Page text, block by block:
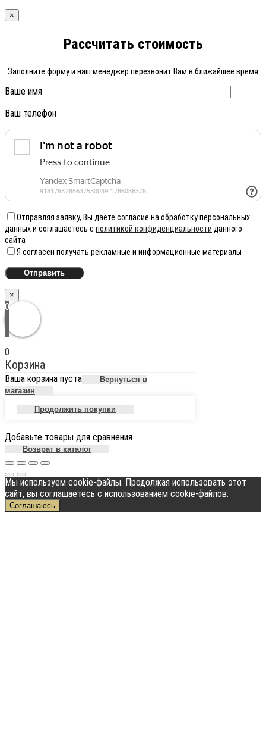
×
Рассчитать стоимость
Заполните форму и наш менеджер перезвонит Вам в ближайшее время
Ваше имя
Ваш телефон
Отправляя заявку, Вы даете согласие на обработку персональных
данных и соглашаетесь с политикой конфиденциальности данного
сайта
Я согласен получать рекламные и информационные материалы
×
0
0
Корзина
Ваша корзина пуста
Вернуться в
магазин
Продолжить покупки
Добавьте товары для сравнения
Возврат в каталог
Мы используем cookie-файлы. Продолжая использовать этот
сайт, вы соглашаетесь с использованием cookie-файлов.
Соглашаюсь